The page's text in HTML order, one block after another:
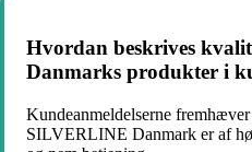
Hvordan beskrives
Danmarks produkter i
Kundeanmeldelserne
SILVERLINE Danmark er af